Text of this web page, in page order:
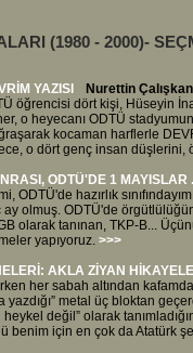
(1980 - 2000)-
YAZISI Nurettin Çalışkan
öğrencisi dört kişi, Hüseyin
o heyecanı ODTÜ
kocaman harflerle
o dört genç insan düşlerini,
ODTÜ'DE 1 MAYISLAR
ODTÜ'de hazırlık
olmuş. ODTÜ'de
olarak tanınan, TKP-B...
yapıyoruz. >>>
AKLA ZİYAN
her sabah altından
yazdığı” metal üç bloktan
değil” olarak
benim için en çok da Atatürk